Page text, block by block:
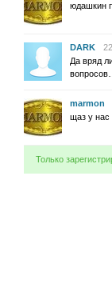
юдашкин
DARK
Да вряд
вопросов…
marmon
щаз у нас
Только